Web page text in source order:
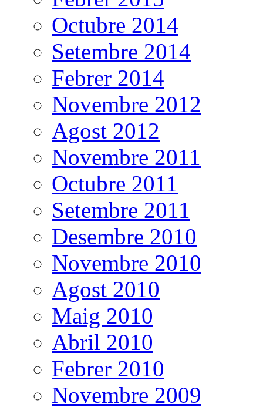
Octubre 2014
Setembre 2014
Febrer 2014
Novembre 2012
Agost 2012
Novembre 2011
Octubre 2011
Setembre 2011
Desembre 2010
Novembre 2010
Agost 2010
Maig 2010
Abril 2010
Febrer 2010
Novembre 2009